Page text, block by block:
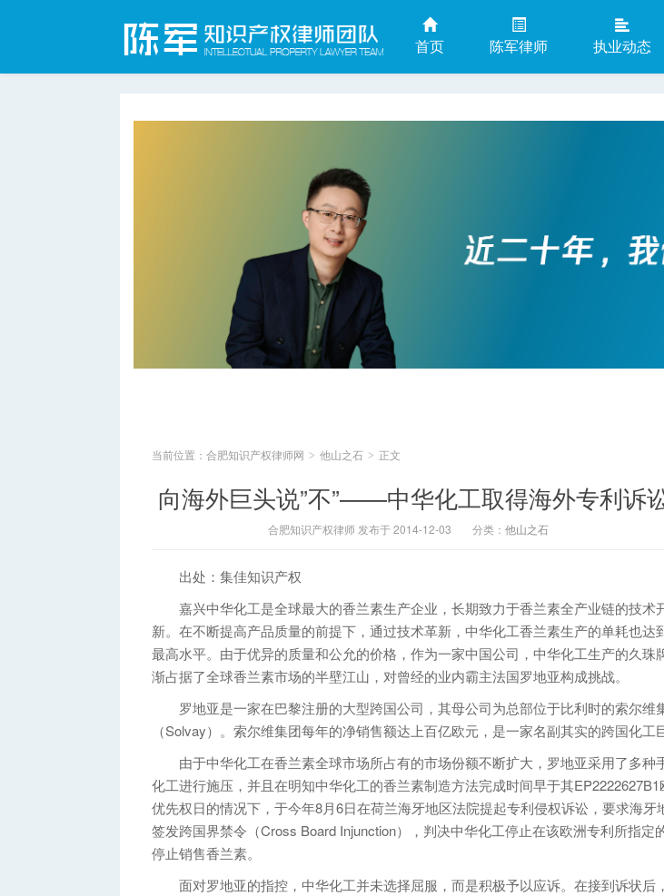
首页 陈军律师 执业动态
当前位置： 合肥知识产权律师网 > 他山之石 > 正文
向海外巨头说”不”——中华化工取得海外专利诉
合肥知识产权律师 发布于 2014-12-03 分类： 他山之石
出处：集佳知识产权
嘉兴中华化工是全球最大的香兰素生产企业，长期致力于香兰素全产业链的技术
新。在不断提高产品质量的前提下，通过技术革新，中华化工香兰素生产的单耗也达
最高水平。由于优异的质量和公允的价格，作为一家中国公司，中华化工生产的久珠
渐占据了全球香兰素市场的半壁江山，对曾经的业内霸主法国罗地亚构成挑战。
罗地亚是一家在巴黎注册的大型跨国公司，其母公司为总部位于比利时的索尔维
（Solvay）。索尔维集团每年的净销售额达上百亿欧元，是一家名副其实的跨国化工
由于中华化工在香兰素全球市场所占有的市场份额不断扩大，罗地亚采用了多种
化工进行施压，并且在明知中华化工的香兰素制造方法完成时间早于其EP2222627B1
优先权日的情况下，于今年8月6日在荷兰海牙地区法院提起专利侵权诉讼，要求海牙
签发跨国界禁令（Cross Board Injunction），判决中华化工停止在该欧洲专利所指定
停止销售香兰素。
面对罗地亚的指控，中华化工并未选择屈服，而是积极予以应诉。在接到诉状后